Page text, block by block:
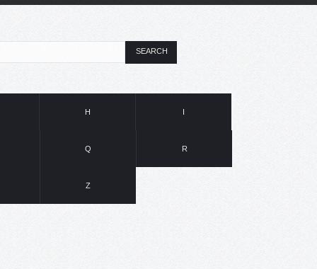
SEARCH
H I
Q R
Z